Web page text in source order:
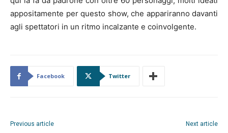
appositamente per questo show, che appariranno davanti
agli spettatori in un ritmo incalzante e coinvolgente.
Facebook Twitter
Previous article Next article